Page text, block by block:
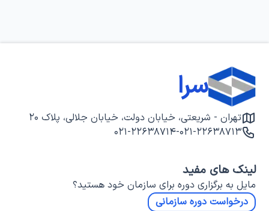
سرا
تهران - شریعتی، خیابان دولت، خیابان جلالی، پلاک ۲۰
۰۲۱-۲۲۶۳۸۷۱۳-۰۲۱-۲۲۶۳۸۷۱۴
لینک های مفید
مایل به برگزاری دوره برای سازمان خود هستید؟
درخواست دوره سازمانی